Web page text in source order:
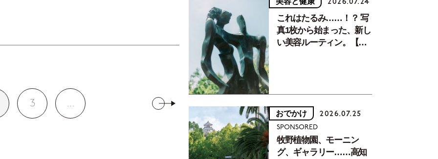
3 ...
これはたるみ……！？ 写
真1枚から始まった、新し
い美容ルーティン。【中
おでかけ 2026.07.25
SPONSORED
牧野植物園、モーニン
グ、ギャラリー……高知